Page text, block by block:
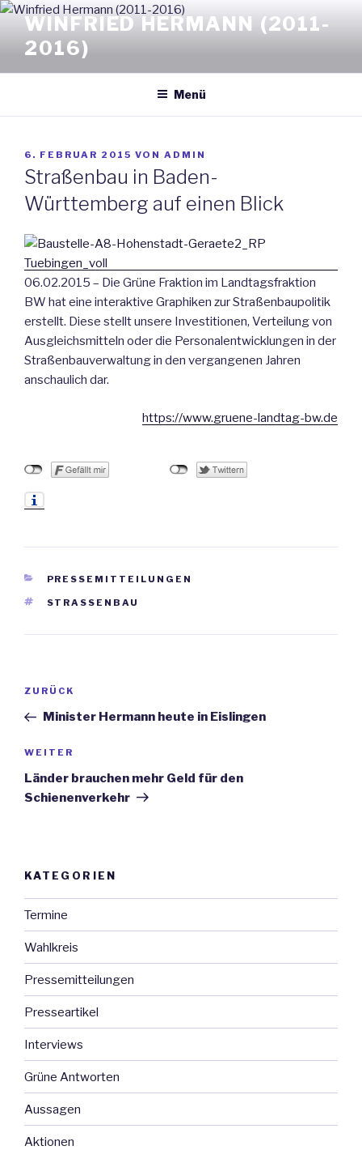
Zum
Inhalt
springen
WINFRIED HERMANN (2011-
2016)
Menü
VERÖFFENTLICHT
AM
6. FEBRUAR 2015 VON ADMIN
Straßenbau in Baden-
Württemberg auf einen Blick
06.02.2015 – Die Grüne Fraktion im Landtagsfraktion
BW hat eine interaktive Graphiken zur Straßenbaupolitik
erstellt. Diese stellt unsere Investitionen, Verteilung von
Ausgleichsmitteln oder die Personalentwicklungen in der
Straßenbauverwaltung in den vergangenen Jahren
anschaulich dar.
https://www.gruene-landtag-bw.de
KATEGORIEN
PRESSEMITTEILUNGEN
SCHLAGWÖRTER
STRASSENBAU
Beitrags-
Vorheriger
Beitrag
ZURÜCK
Minister Hermann heute in Eislingen
Nächster
Beitrag
WEITER
Länder brauchen mehr Geld für den
Schienenverkehr
KATEGORIEN
Termine
Wahlkreis
Pressemitteilungen
Presseartikel
Interviews
Grüne Antworten
Aussagen
Aktionen